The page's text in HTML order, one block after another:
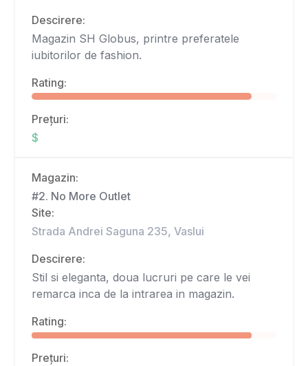
Descirere:
Magazin SH Globus, printre preferatele
iubitorilor de fashion.
Rating:
Prețuri:
$
Magazin:
#2. No More Outlet
Site:
Strada Andrei Saguna 235, Vaslui
Descirere:
Stil si eleganta, doua lucruri pe care le vei
remarca inca de la intrarea in magazin.
Rating:
Prețuri: